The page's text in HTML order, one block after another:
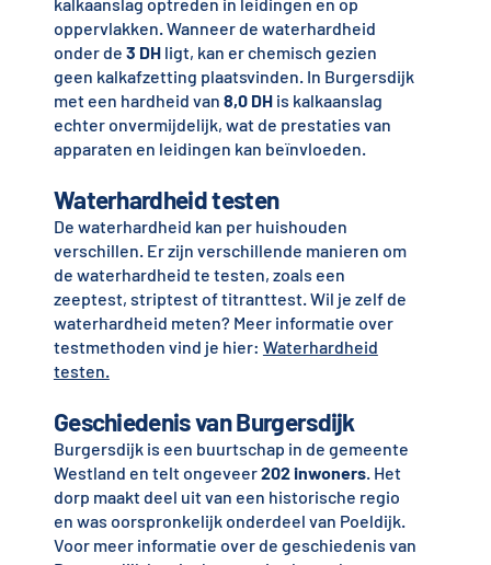
oppervlakken. Wanneer de waterhardheid
onder de 3 DHligt, kan er chemisch gezien
geen kalkafzetting plaatsvinden. In Burgersdijk
met een hardheid van 8,0 DHis kalkaanslag
echter onvermijdelijk, wat de prestaties van
apparaten en leidingen kan beïnvloeden.
Waterhardheid testen
De waterhardheid kan per huishouden
verschillen. Er zijn verschillende manieren om
de waterhardheid te testen, zoals een
zeeptest, striptest of titranttest. Wil je zelf de
waterhardheid meten? Meer informatie over
testmethoden vind je hier: Waterhardheid
testen.
Geschiedenis van Burgersdijk
Burgersdijk is een buurtschap in de gemeente
Westland en telt ongeveer202 inwoners. Het
dorp maakt deel uit van een historische regio
en was oorspronkelijk onderdeel van Poeldijk.
Voor meer informatie over de geschiedenis van